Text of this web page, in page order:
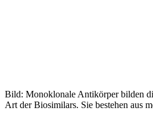
Bild: Monoklonale Antikörper bilden
Art der Biosimilars. Sie bestehen aus